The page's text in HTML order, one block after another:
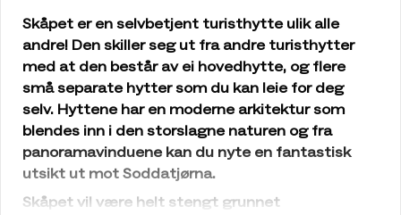
Skåpet er en selvbetjent turisthytte ulik alle
andre! Den skiller seg ut fra andre turisthytter
med at den består av ei hovedhytte, og flere
små separate hytter som du kan leie for deg
selv. Hyttene har en moderne arkitektur som
blendes inn i den storslagne naturen og fra
panoramavinduene kan du nyte en fantastisk
utsikt ut mot Soddatjørna.
Skåpet vil være helt stengt grunnet